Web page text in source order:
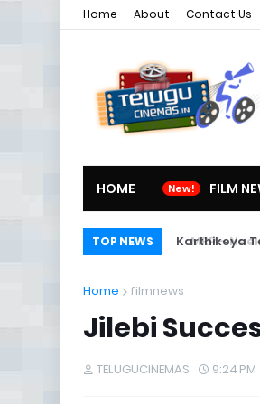
Home About Contact Us
HOME FILM
TOP NEWS Karthikeya
Home filmnews
Jilebi
TELUGUCINEMAS 9:24 PM